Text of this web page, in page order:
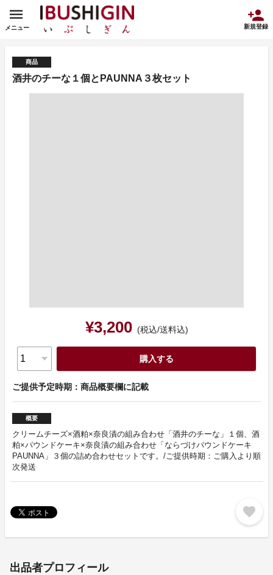
メニュー 新規登録
商品
酒井のチーな１個とPAUNNA３枚セット
¥3,200 (税込/送料込)
購入する
ご提供予定時期：商品概要欄に記載
概要
クリームチーズ×酒粕×奈良漬の組み合わせ「酒井のチーな」１個、酒
粕×パウンドケーキ×奈良漬の組み合わせ「ならづけパウンドケーキ
PAUNNA」３個の詰め合わせセットです。/ご提供時期：ご購入より順
次発送
favorite
出品者プロフィール